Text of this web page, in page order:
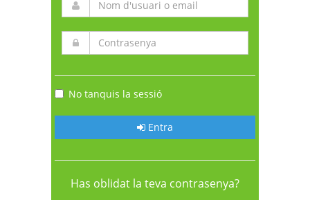
No tanquis la sessió
Entra
Has oblidat la teva contrasenya?